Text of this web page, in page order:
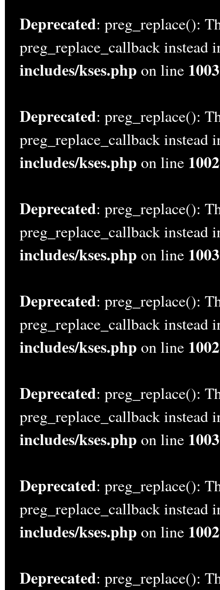
Deprecated: preg_replace():
preg_replace_callback instead
includes/kses.php on line 1003
Deprecated: preg_replace():
preg_replace_callback instead
includes/kses.php on line 1002
Deprecated: preg_replace():
preg_replace_callback instead
includes/kses.php on line 1003
Deprecated: preg_replace():
preg_replace_callback instead
includes/kses.php on line 1002
Deprecated: preg_replace():
preg_replace_callback instead
includes/kses.php on line 1003
Deprecated: preg_replace():
preg_replace_callback instead
includes/kses.php on line 1002
Deprecated: preg_replace():